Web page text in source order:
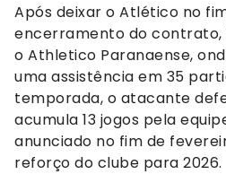
Após deixar o Atlético no
encerramento do
o Athletico Paranaense,
uma assistência em 35
temporada, o atacante
acumula 13 jogos pela
anunciado no fim de
reforço do clube para 2026.